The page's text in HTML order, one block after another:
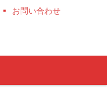
お問い合わせ